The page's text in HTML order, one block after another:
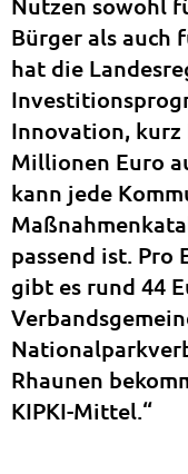
Bürger als auch
hat die
Innovation, kurz
Millionen Euro
kann jede
passend ist. Pro
gibt es rund 44
Rhaunen
KIPKI-Mittel.“